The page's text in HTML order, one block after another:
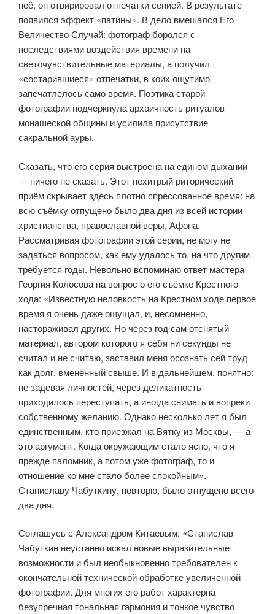
неё, он отвирировал отпе­чатки сепией. В результате
появился эффект «патины». В дело вмешался Его
Величество Случай: фотограф боролся с
последствиями воздействия времени на
светочувствительные материалы, а получил
«состарившиеся» отпечатки, в коих ощутимо
запечатлелось само время. Поэтика старой
фотографии подчеркнула архаичность ритуалов
монашеской общины и усилила присутствие
сакральной ауры.
Сказать, что его серия выстроена на едином дыхании
— ничего не ска­зать. Этот нехитрый риторический
приём скрывает здесь плотно спрес­сованное время: на
всю съёмку отпущено было два дня из всей истории
христианства, православной веры, Афона.
Рассматривая фотографии этой серии, не могу не
задаться вопросом, как ему удалось то, на что другим
требуется годы. Невольно вспоминаю ответ мастера
Георгия Колосова на вопрос о его съёмке Крестного
хода: «Известную неловкость на Крест­ном ходе первое
время я очень даже ощущал, и, несомненно,
насторажи­вал других. Но через год сам отснятый
материал, автором которого я себя ни секунды не
считал и не считаю, заставил меня осознать сей труд
как долг, вменённый свыше. И в дальнейшем, понятно:
не задевая личностей, через деликатность
приходилось переступать, а иногда снимать и вопреки
соб­ственному желанию. Однако несколько лет я был
единственным, кто при­езжал на Вятку из Москвы, — а
это аргумент. Когда окружающим стало ясно, что я
прежде паломник, а потом уже фотограф, то и
отношение ко мне стало более спокойным».
Станиславу Чабуткину, повторю, было отпущено всего
два дня.
Соглашусь с Александром Китаевым: «Станислав
Чабуткин неустанно искал новые выразительные
возможности и был необыкновенно требо­вателен к
окончательной технической обработке увеличенной
фотогра­фии. Для многих его работ характерна
безупречная тональная гармония и тонкое чувство